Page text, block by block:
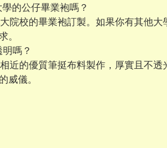
的公仔畢業袍嗎？
院校的畢業袍訂製。如果你有其他
。
嗎？
近的優質筆挺布料製作，厚實且不
威儀。